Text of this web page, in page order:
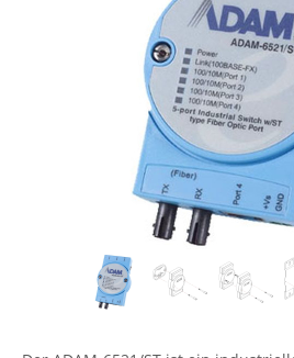
Energiemessung
Energieverteilung
IP, WLAN & GSM Sensorik
IoT - Internet of Things
IPC, Industrielle Netzwerktechnik
Industrielle Netzwerktechnik /
Industrielle Computer
Wi-Fi - WLAN - Wireless
IT Netzwerktechnik /
Serverräume
RMA / Rücksendung / Support
Contemporary Controls
Enginko - mcf88
Fokus Technologies